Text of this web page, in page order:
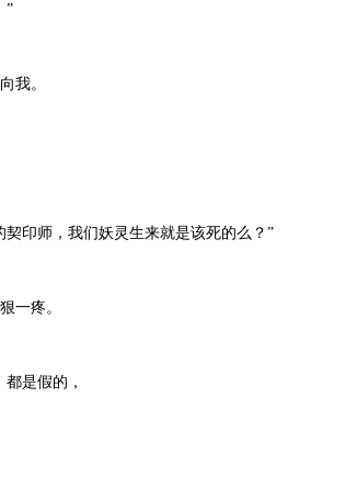
”
我。
印师，我们妖灵生来就是该死的么？”
一疼。
是假的，